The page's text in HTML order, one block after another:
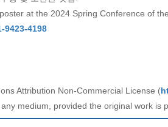
at the 2024 Spring Conference of
9423-4198
Attribution Non-Commercial License (
medium, provided the original work is